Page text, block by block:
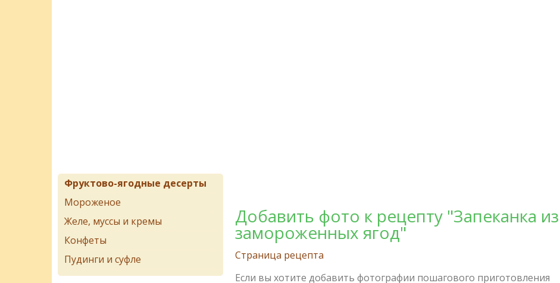
Добавить фото к рецепту "Запеканка из
замороженных ягод"
Страница рецепта
Если вы хотите добавить фотографии пошагового приготовления
Фруктово-ягодные десерты
Мороженое
Желе, муссы и кремы
Конфеты
Пудинги и суфле